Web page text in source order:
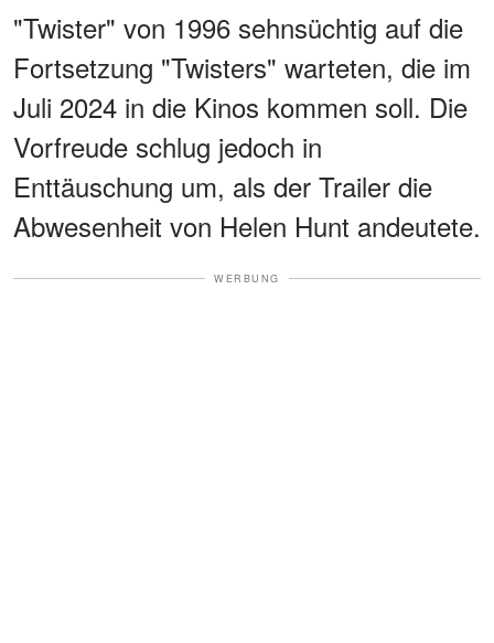
"Twister" von 1996 sehnsüchtig auf die
Fortsetzung "Twisters" warteten, die im
Juli 2024 in die Kinos kommen soll. Die
Vorfreude schlug jedoch in
Enttäuschung um, als der Trailer die
Abwesenheit von Helen Hunt andeutete.
WERBUNG